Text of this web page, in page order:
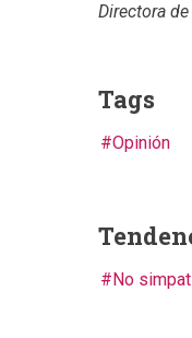
Directora
Tags
Opinión
No